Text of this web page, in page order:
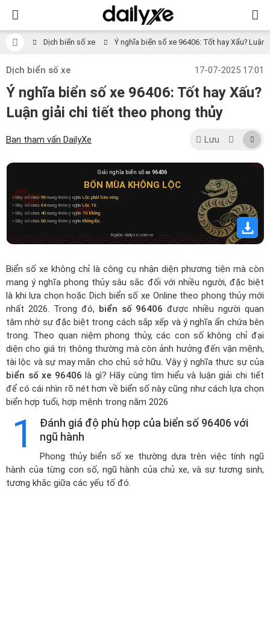
Dịch biển số xe Ý nghĩa biển số xe 96406: Tốt hay Xấu?
Dịch biển số xe 17-07-2025 17:01
Ý nghĩa biển số xe 96406: Tốt hay Xấu?
Luận giải chi tiết theo phong thủy
Ban tham vấn DailyXe Lưu
Giải nghĩa biển số xe 96406
BỐN MÙA KHÔNG LỘC
» Dãy số chứa96 mang thêm ý nghĩa Lộc phát bền vững.
» Dãy số chứa 64mang thêm ý nghĩaLộc Tử.
» Dãy số chứa 40 mang thêm ý nghĩaTứ không.
» Dãy số chứa 06 mang thêm ý nghĩa Không lộc.
Nguồn: dailyxe.com.vn
Biển số xe không chỉ là công cụ nhận diện phương tiện mà còn
mang ý nghĩa phong thủy sâu sắc đối với nhiều người, đặc biệt
là khi lựa chọn hoặcDịch biển số xe Online theo phong thủy mới
nhất 2026. Trong đó, biển số 96406 được nhiều người quan
tâm nhờ sự đặc biệt trong cách sắp xếp và ý nghĩa ẩn chứa bên
trong. Theo quan niệm phong thủy, các con số không chỉ đại
diện cho giá trị thông thường mà còn ảnh hưởng đến vận mệnh,
tài lộc và sự may mắn cho chủ sở hữu. Vậy ý nghĩa thực sự của
biển số xe 96406 là gì? Hãy cùng tìm hiểu và luận giải chi tiết
để có cái nhìn rõ nét hơn về biển số này cũng như cách lựa chọn
biển hợp tuổi, hợp mệnh trong năm 2026
1
Đánh giá độ phù hợp của biển số 96406 với
ngũ hành
Phong thủy biển số xe thường dựa trên việc tính ngũ
hành của từng con số, ngũ hành của chủ xe, và sự tương sinh,
tương khắc giữa các yếu tố đó.